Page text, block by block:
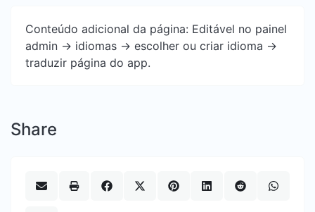
Conteúdo adicional da página: Editável no painel
admin -> idiomas -> escolher ou criar idioma ->
traduzir página do app.
Share